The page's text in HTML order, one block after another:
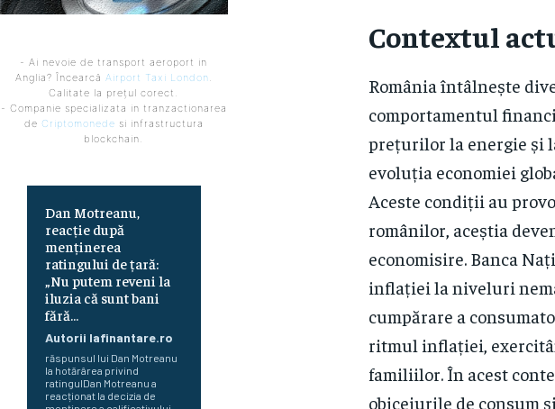
- Ai nevoie de transport aeroport in
Anglia? Încearcă Airport Taxi London.
Calitate la prețul corect.
- Companie specializata in tranzactionarea
de Criptomonede si infrastructura
blockchain.
Dan Motreanu,
reacție după
menținerea
ratingului de țară:
„Nu putem reveni la
iluzia că sunt bani
fără…
Autorii Iafinantare.ro
răspunsul lui Dan Motreanu
la hotărârea privind
ratingulDan Motreanu a
reacționat la decizia de
Contextul
România întâlnește
comportamentul
prețurilor la energie și
evoluția economiei
Aceste condiții au
românilor, aceștia
economisire. Banca
inflației la niveluri
cumpărare a
ritmul inflației,
familiilor. În acest
obiceiurile de consum